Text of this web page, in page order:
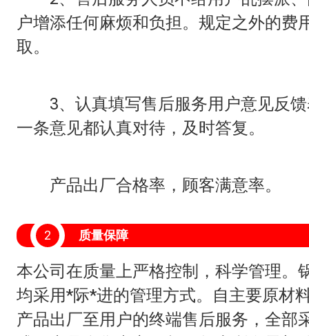
户增添任何麻烦和负担。规定之外的费
取。
3、认真填写售后服务用户意见反馈
一条意见都认真对待，及时答复。
产品出厂合格率，顾客满意率。
质量保障
2
本公司在质量上严格控制，科学管理。
均采用*际*进的管理方式。自主要原材
产品出厂至用户的终端售后服务，全部